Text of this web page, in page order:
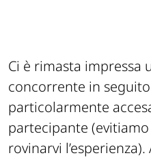
Ci è rimasta impressa
concorrente in
particolarmente
partecipante
rovinarvi